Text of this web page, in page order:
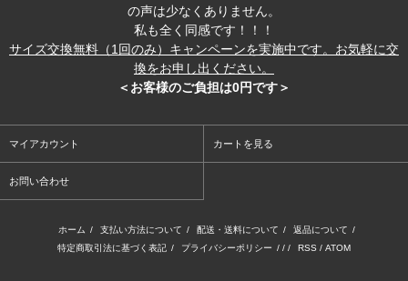
の声は少なくありません。
私も全く同感です！！！
サイズ交換無料（1回のみ）キャンペーンを実施中です。お気軽に交
換をお申し出ください。
＜お客様のご負担は0円です＞
マイアカウント カートを見る
お問い合わせ
ホーム / 支払い方法について / 配送・送料について / 返品について /
特定商取引法に基づく表記 / プライバシーポリシー / / / RSS / ATOM